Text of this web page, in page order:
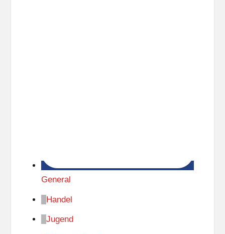
General
Handel
Jugend